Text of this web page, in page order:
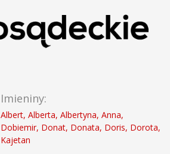
Imieniny:
Albert, Alberta, Albertyna, Anna,
Dobiemir, Donat, Donata, Doris, Dorota,
Kajetan